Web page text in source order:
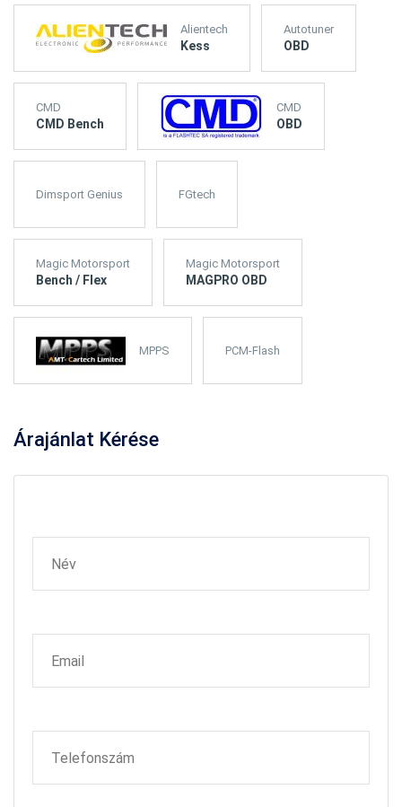
Alientech
Kess
Autotuner
OBD
CMD
CMD Bench
CMD
OBD
Dimsport Genius FGtech
Magic Motorsport
Bench / Flex
Magic Motorsport
MAGPRO OBD
MPPS PCM-Flash
Árajánlat Kérése